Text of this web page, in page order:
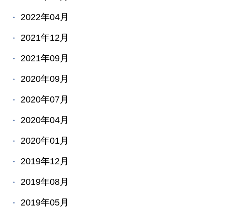
2022年04月
2021年12月
2021年09月
2020年09月
2020年07月
2020年04月
2020年01月
2019年12月
2019年08月
2019年05月